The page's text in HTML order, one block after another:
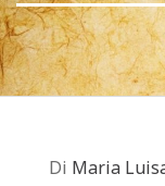
Di Maria